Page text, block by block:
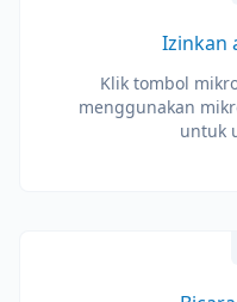
Izinkan
Klik tombol
menggunakan
untuk